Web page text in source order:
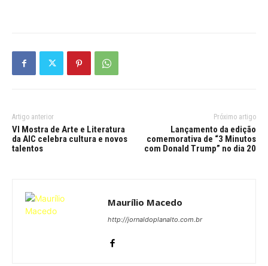
Artigo anterior
VI Mostra de Arte e Literatura
da AIC celebra cultura e novos
talentos
Próximo artigo
Lançamento da edição
comemorativa de “3 Minutos
com Donald Trump” no dia 20
Maurílio Macedo
http://jornaldoplanalto.com.br